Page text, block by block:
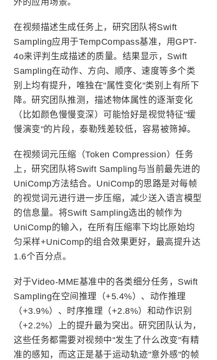
外的应用场景。
在视频描述生成任务上，研究团队将Swift
Sampling应用于TempCompass基准，用GPT-
4o来评判生成描述的质量。结果显示，Swift
Sampling在动作、方向、顺序、速度等多个类
别上均有提升，唯独在"属性变化"类别上有所下
降。研究团队推测，描述物体属性的逐渐变化
（比如颜色慢慢变深）可能恰好是视觉特征"缓
慢演变"的片段，泰勒残差较低，容易被筛掉。
在视频词元压缩（Token Compression）任务
上，研究团队将Swift Sampling与当前最先进的
UniComp方法结合。UniComp的思路是对每帧
的视觉词元进行进一步压缩，减少送入语言模型
的信息量。将Swift Sampling选出的帧作为
UniComp的输入，在所有压缩率下均比原始均
匀采样+UniComp的组合效果更好，最高提升达
1.6个百分点。
对于Video-MME基准中的各类细分任务，Swift
Sampling在空间推理（+5.4%）、动作推理
（+3.9%）、时序推理（+2.8%）和动作识别
（+2.2%）上的提升最为突出。研究团队认为，
这些任务都需要对视频中"发生了什么改变"有精
准的感知，而这正是基于运动轨迹"意外感"的帧